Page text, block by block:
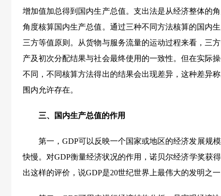
增加值加总得到国内生产总值。支出法是从经济整体的
角度核算国内生产总值。通过三种不同方法核算的国内
三方等值原则。从货物与服务流量的运动过程来看，三
产及初次分配结果与社会最终使用的一致性。但在实际
不同，不同核算方法得出的结果会出现差异，这种差异
围内允许存在。
三、国内生产总值的作用
第一，GDP可以反映一个国家或地区的经济发展规
快慢。对GDP衡量经济状况的作用，诺贝尔经济学奖获
出这样的评价，说GDP是20世纪世界上最伟大的发明之